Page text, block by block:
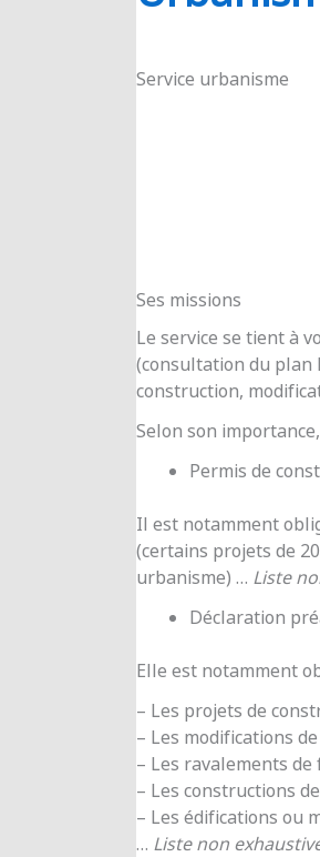
Service urbanisme
Ses missions
Le service se tient à
(consultation du plan
construction,
Selon son
Permis de
Il est notamment
(certains projets de
urbanisme) … Liste
Déclaration
Elle est notamment
– Les projets de
– Les modifications
– Les ravalements de
– Les constructions
– Les édifications ou
… Liste non